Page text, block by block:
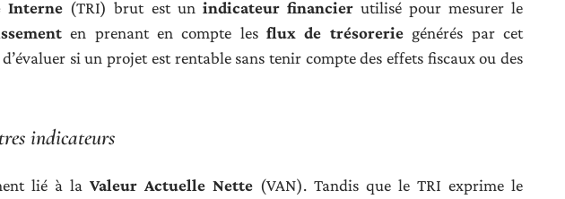
Interne (TRI) brut est un indicateur financierutilisé pour mesurer le
en prenant en compte lesflux de trésoreriegénérés par cet
si un projet est rentable sans tenir compte des effets fiscaux ou des
indicateurs
lié à la Valeur Actuelle Nette (VAN). Tandis que le TRI exprime le